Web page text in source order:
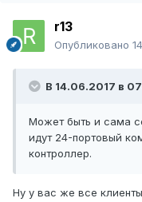
r13
Опубликовано
В 14.06.2017 в
Может быть и сама
идут 24-портовый
контроллер.
Ну у вас же все